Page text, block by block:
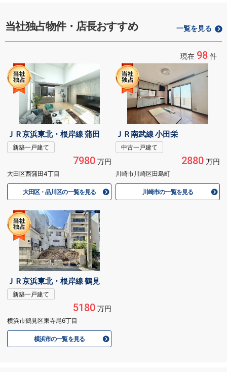
当社独占物件・店長おすすめ 一覧を見る
現在 98 件
ＪＲ京浜東北・根岸線 蒲田
新築一戸建て
7980万円
大田区西蒲田4丁目
大田区・品川区の一覧を見る
ＪＲ南武線 小田栄
中古一戸建て
2880万円
川崎市川崎区田島町
川崎市の一覧を見る
ＪＲ京浜東北・根岸線 鶴見
新築一戸建て
5180万円
横浜市鶴見区東寺尾6丁目
横浜市の一覧を見る